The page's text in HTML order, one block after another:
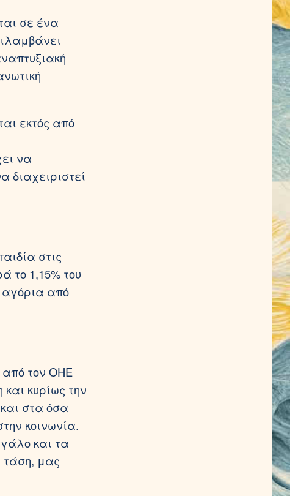
σε ένα
εκτός από
να
διαχειριστεί
στις
το 1,15% του
από
από τον ΟΗΕ
κυρίως την
στα όσα
κοινωνία.
και τα
τάση, μας